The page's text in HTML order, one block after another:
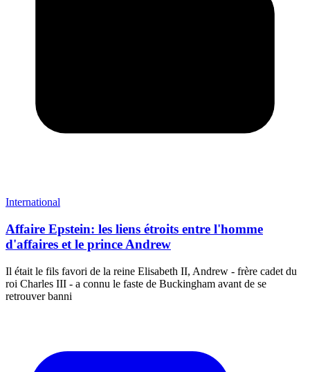
International
Affaire Epstein: les liens étroits entre l'homme
d'affaires et le prince Andrew
Il était le fils favori de la reine Elisabeth II, Andrew - frère cadet du
roi Charles III - a connu le faste de Buckingham avant de se
retrouver banni